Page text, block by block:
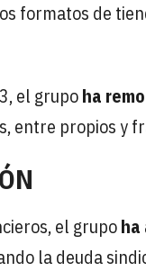
formatos de
el grupoha
entre propios y
el grupoha
la deuda